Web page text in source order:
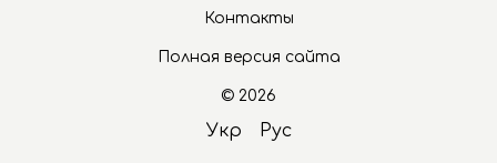
Контакты
Полная версия сайта
© 2026
Укр Рус